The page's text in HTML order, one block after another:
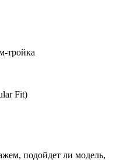
тройка
Fit)
подойдет ли модель,